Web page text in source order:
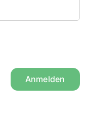
Anmelden